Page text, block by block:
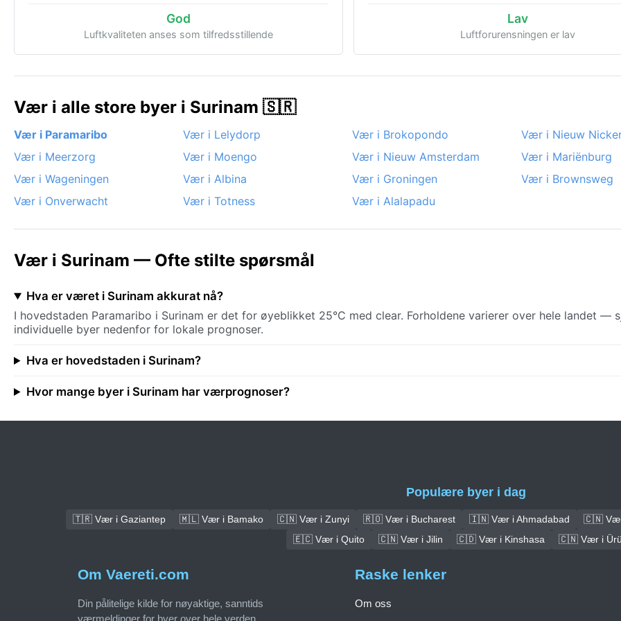
God
Luftkvaliteten anses som tilfredsstillende
Lav
Luftforurensningen er lav
Vær i alle store byer i Surinam 🇸🇷
Vær i Paramaribo Vær i Lelydorp Vær i Brokopondo
Vær i Nieuw
Vær i Meerzorg
Vær i Moengo Vær i Nieuw Amsterdam
Vær i Mariënburg
Vær i Wageningen
Vær i Albina Vær i Groningen
Vær i Brownsweg
Vær i Onverwacht
Vær i Totness Vær i Alalapadu
Vær i Surinam — Ofte stilte spørsmål
Hva er været i Surinam akkurat nå?
I hovedstaden Paramaribo i Surinam er det for øyeblikket 25°C med clear. Forholdene varierer over hele landet —
individuelle byer nedenfor for lokale prognoser.
Hva er hovedstaden i Surinam?
Hvor mange byer i Surinam har værprognoser?
Populære byer i dag
🇹🇷 Vær i Gaziantep 🇲🇱 Vær i Bamako 🇨🇳 Vær i Zunyi 🇷🇴 Vær i Bucharest 🇮🇳 Vær i Ahmadabad
🇨🇳 Vær
🇪🇨 Vær i Quito
🇨🇳 Vær i Jilin 🇨🇩 Vær i Kinshasa 🇨🇳 Vær i
Om Vaereti.com
Din pålitelige kilde for nøyaktige, sanntids
værmeldinger for byer over hele verden.
Raske lenker
Om oss